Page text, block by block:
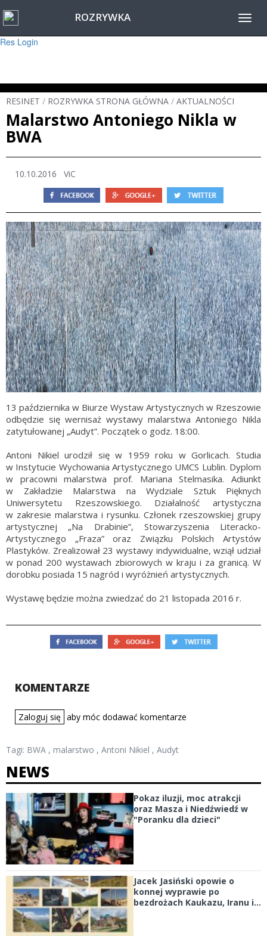
Warning
: session_start(): Failed to read session data: user (path: ) in
Res Login
ROZRYWKA
RESINET / ROZRYWKA STRONA GŁÓWNA / AKTUALNOŚCI
Malarstwo Antoniego Nikla w
BWA
10.10.2016 ViC
13 października w Biurze Wystaw Artystycznych w Rzeszowie
odbędzie się wernisaż wystawy malarstwa Antoniego Nikla
zatytułowanej „Audyt”. Początek o godz. 18:00.
Antoni Nikiel urodził się w 1959 roku w Gorlicach. Studia
w Instytucie Wychowania Artystycznego UMCS Lublin. Dyplom
w pracowni malarstwa prof. Mariana Stelmasika. Adiunkt
w Zakładzie Malarstwa na Wydziale Sztuk Pięknych
Uniwersytetu Rzeszowskiego. Działalność artystyczna
w zakresie malarstwa i rysunku. Członek rzeszowskiej grupy
artystycznej „Na Drabinie”, Stowarzyszenia Literacko-
Artystycznego „Fraza” oraz Związku Polskich Artystów
Plastyków. Zrealizował 23 wystawy indywidualne, wziął udział
w ponad 200 wystawach zbiorowych w kraju i za granicą. W
dorobku posiada 15 nagród i wyróżnień artystycznych.
Wystawę będzie można zwiedzać do 21 listopada 2016 r.
KOMENTARZE
Zaloguj się aby móc dodawać komentarze
Tagi: BWA , malarstwo , Antoni Nikiel , Audyt
NEWS
Pokaz iluzji, moc atrakcji
oraz Masza i Niedźwiedź w
"Poranku dla dzieci"
Jacek Jasiński opowie o
konnej wyprawie po
bezdrożach Kaukazu, Iranu i...